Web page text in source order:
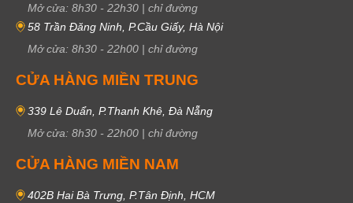
Mở cửa: 8h30 - 22h30 | chỉ đường
58 Trần Đăng Ninh, P.Cầu Giấy, Hà Nội
Mở cửa: 8h30 - 22h00 | chỉ đường
CỬA HÀNG MIỀN TRUNG
339 Lê Duẩn, P.Thanh Khê, Đà Nẵng
Mở cửa: 8h30 - 22h00 | chỉ đường
CỬA HÀNG MIỀN NAM
402B Hai Bà Trưng, P.Tân Định, HCM